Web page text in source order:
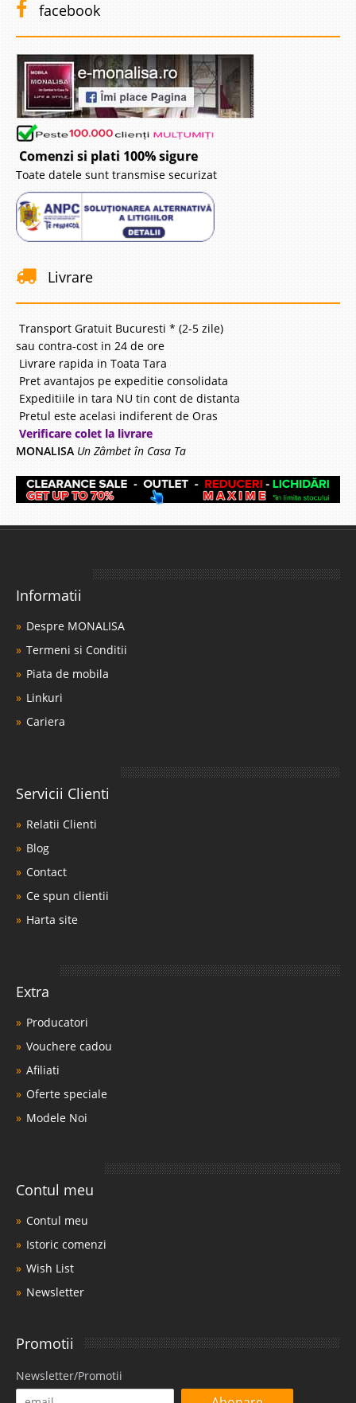
facebook
Comenzi si plati 100% sigure
Toate datele sunt transmise securizat
Livrare
Transport Gratuit Bucuresti * (2-5 zile)
sau contra-cost in 24 de ore
Livrare rapida in Toata Tara
Pret avantajos pe expeditie consolidata
Expeditiile in tara NU tin cont de distanta
Pretul este acelasi indiferent de Oras
Verificare colet la livrare
MONALISA Un Zâmbet în Casa Ta
Informatii
Despre MONALISA
Termeni si Conditii
Piata de mobila
Linkuri
Cariera
Servicii Clienti
Relatii Clienti
Blog
Contact
Ce spun clientii
Harta site
Extra
Producatori
Vouchere cadou
Afiliati
Oferte speciale
Modele Noi
Contul meu
Contul meu
Istoric comenzi
Wish List
Newsletter
Promotii
Newsletter/Promotii